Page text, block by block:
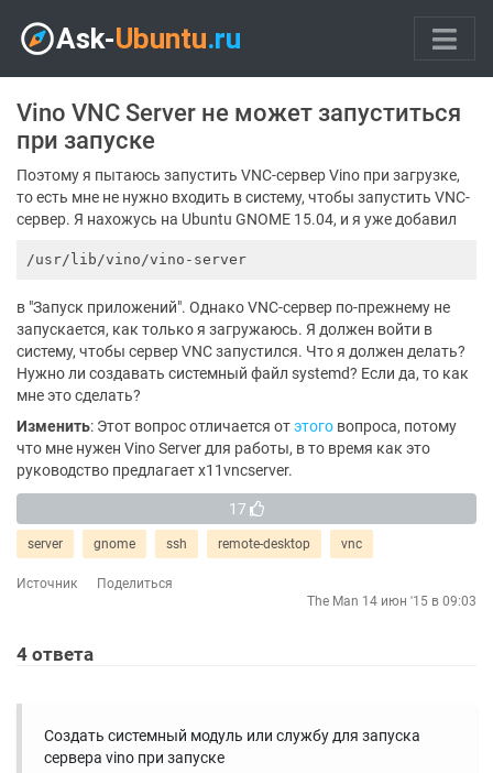
Vino VNC Server не может запуститься
при запуске
Поэтому я пытаюсь запустить VNC-сервер Vino при загрузке,
то есть мне не нужно входить в систему, чтобы запустить VNC-
сервер. Я нахожусь на Ubuntu GNOME 15.04, и я уже добавил
в "Запуск приложений". Однако VNC-сервер по-прежнему не
запускается, как только я загружаюсь. Я должен войти в
систему, чтобы сервер VNC запустился. Что я должен делать?
Нужно ли создавать системный файл systemd? Если да, то как
мне это сделать?
Изменить: Этот вопрос отличается отэтого вопроса, потому
что мне нужен Vino Server для работы, в то время как это
руководство предлагает x11vncserver.
17
server gnome ssh remote-desktop vnc
Источник
Поделиться
The Man 14 июн '15 в 09:03
4 ответа
Создать системный модуль или службу для запуска
сервера vino при запуске